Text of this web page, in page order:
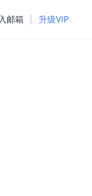
邮箱 升级VIP